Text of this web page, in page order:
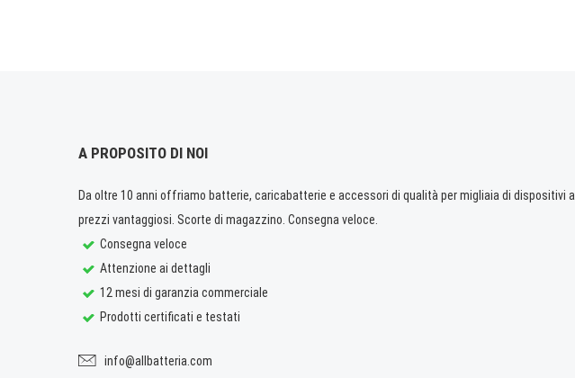
A PROPOSITO DI NOI
Da oltre 10 anni offriamo batterie, caricabatterie e accessori di qualità per migliaia di dispositivi a
prezzi vantaggiosi. Scorte di magazzino. Consegna veloce.
Consegna veloce
Attenzione ai dettagli
12 mesi di garanzia commerciale
Prodotti certificati e testati
info@allbatteria.com